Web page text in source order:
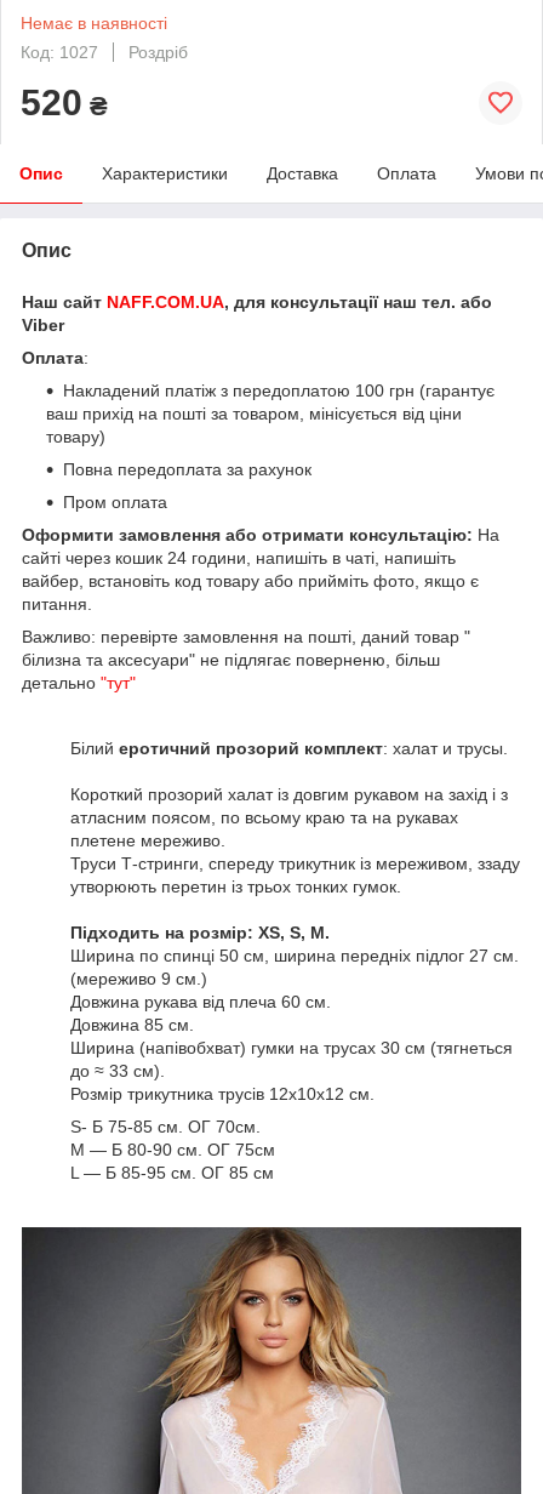
Немає в наявності
Код: 1027
Роздріб
520 ₴
Опис Характеристики Доставка Оплата Умови
Опис
Наш сайт NAFF.COM.UA, для консультації наш тел. або
Viber
Оплата:
Накладений платіж з передоплатою 100 грн (гарантує
ваш прихід на пошті за товаром, мінісується від ціни
товару)
Повна передоплата за рахунок
Пром оплата
Оформити замовлення або отримати консультацію: На
сайті через кошик 24 години, напишіть в чаті, напишіть
вайбер, встановіть код товару або прийміть фото, якщо є
питання.
Важливо: перевірте замовлення на пошті, даний товар "
білизна та аксесуари" не підлягає поверненю, більш
детально "тут"
Білий еротичний прозорий комплект: халат и трусы.
Короткий прозорий халат із довгим рукавом на захід і з
атласним поясом, по всьому краю та на рукавах
плетене мереживо.
Труси Т-стринги, спереду трикутник із мереживом, ззаду
утворюють перетин із трьох тонких гумок.
Підходить на розмір: XS, S, M.
Ширина по спинці 50 см, ширина передніх підлог 27 см.
(мереживо 9 см.)
Довжина рукава від плеча 60 см.
Довжина 85 см.
Ширина (напівобхват) гумки на трусах 30 см (тягнеться
до ≈ 33 см).
Розмір трикутника трусів 12х10х12 см.
S- Б 75-85 см. ОГ 70см.
M — Б 80-90 см. ОГ 75см
L — Б 85-95 см. ОГ 85 см